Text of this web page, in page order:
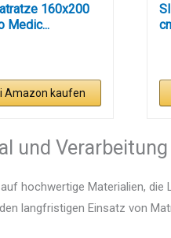
160x200
Medic...
Amazon kaufen
und Verarbeitung
hochwertige Materialien, die
langfristigen Einsatz von